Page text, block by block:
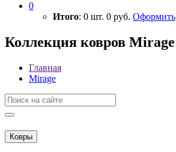
0
Итого: 0 шт. 0 руб. Оформить
Коллекция ковров Mirage
Главная
Mirage
Ковры